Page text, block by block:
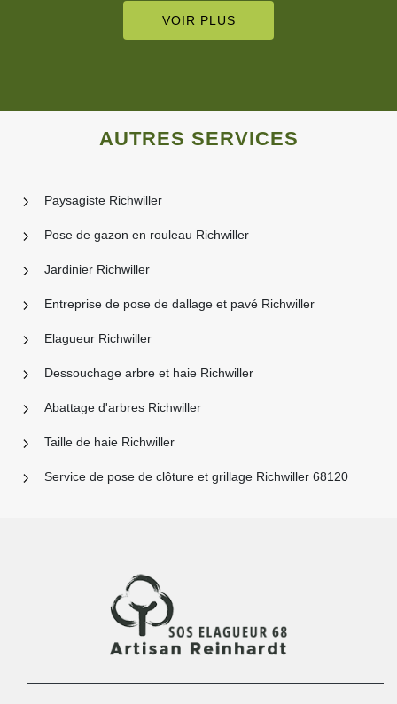
VOIR PLUS
AUTRES SERVICES
Paysagiste Richwiller
Pose de gazon en rouleau Richwiller
Jardinier Richwiller
Entreprise de pose de dallage et pavé Richwiller
Elagueur Richwiller
Dessouchage arbre et haie Richwiller
Abattage d'arbres Richwiller
Taille de haie Richwiller
Service de pose de clôture et grillage Richwiller 68120